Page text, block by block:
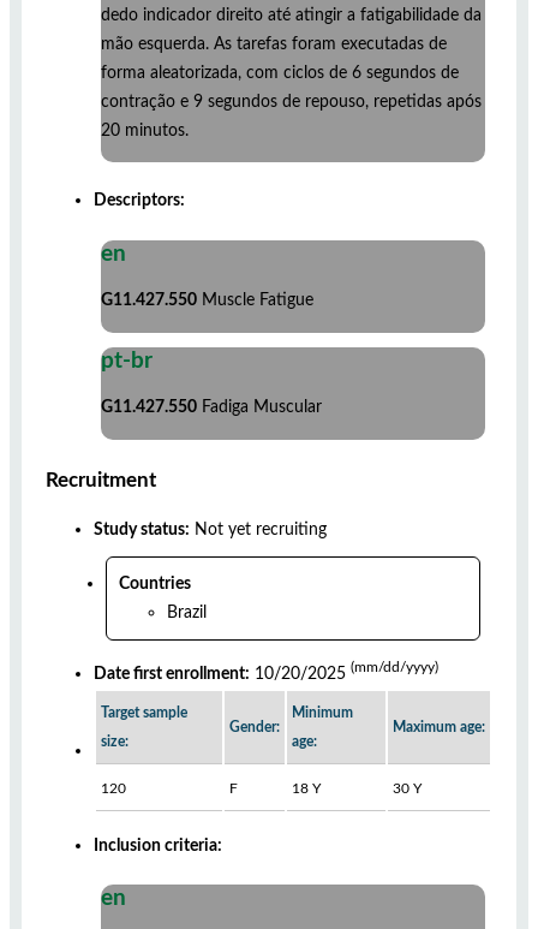
dedo indicador direito até atingir a fatigabilidade da
mão esquerda. As tarefas foram executadas de
forma aleatorizada, com ciclos de 6 segundos de
contração e 9 segundos de repouso, repetidas após
20 minutos.
Descriptors:
en
G11.427.550 Muscle Fatigue
pt-br
G11.427.550 Fadiga Muscular
Recruitment
Study status: Not yet recruiting
Countries
Brazil
Date first enrollment: 10/20/2025 (mm/dd/yyyy)
Target sample
size:
Gender:
Minimum
age:
Maximum age:
120 F 18 Y 30 Y
Inclusion criteria:
en